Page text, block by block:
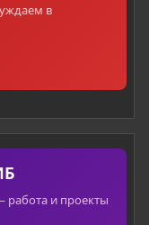
в
работа и проекты